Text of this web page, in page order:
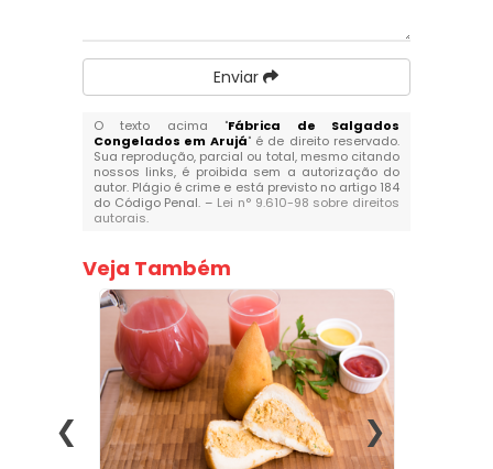
Enviar
O texto acima "Fábrica de Salgados
Congelados em Arujá" é de direito reservado.
Sua reprodução, parcial ou total, mesmo citando
nossos links, é proibida sem a autorização do
autor. Plágio é crime e está previsto no artigo 184
do Código Penal. – Lei n° 9.610-98 sobre direitos
autorais.
Veja Também